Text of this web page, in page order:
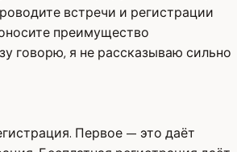
встречи и регистрации
преимущество
говорю, я не рассказываю сильно
Первое — это даёт